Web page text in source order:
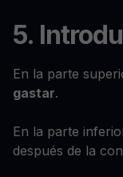
5.
En la parte
gastar.
En la parte
después de la